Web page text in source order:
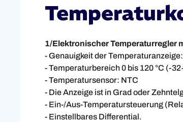
1/Elektronischer Temperaturregler
- Genauigkeit der
- Temperaturbereich 0 bis 120 °C (-
- Temperatursensor: NTC
- Die Anzeige ist in Grad oder
- Ein-/Aus-Temperatursteuerung
- Einstellbares Differential.